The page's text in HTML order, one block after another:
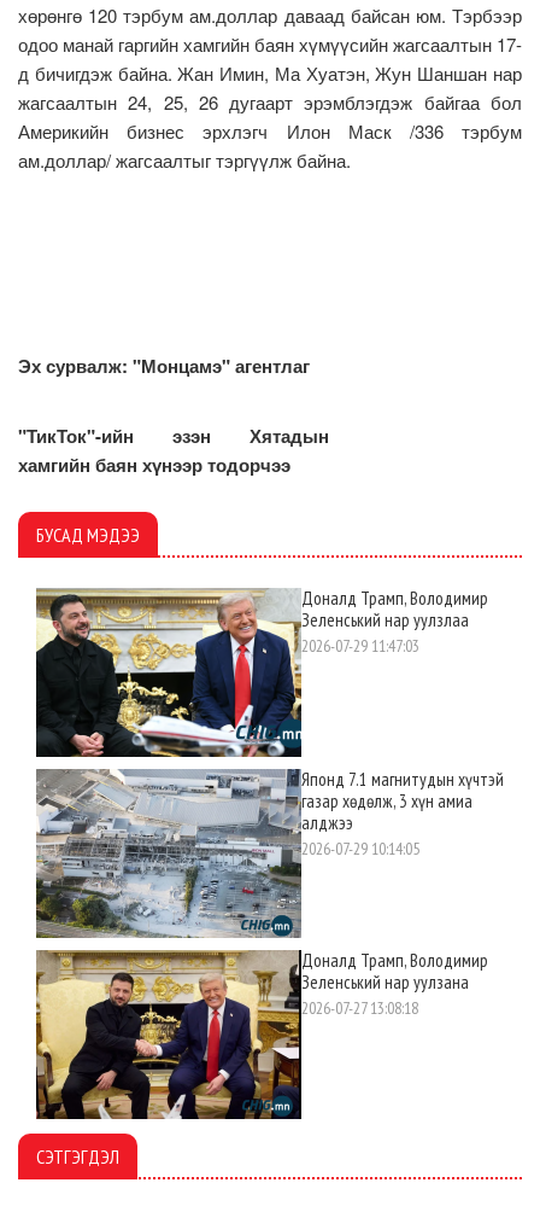
хөрөнгө 120 тэрбум ам.доллар даваад байсан юм. Тэрбээр
одоо манай гаргийн хамгийн баян хүмүүсийн жагсаалтын 17-
д бичигдэж байна. Жан Имин, Ма Хуатэн, Жун Шаншан нар
жагсаалтын 24, 25, 26 дугаарт эрэмблэгдэж байгаа бол
Америкийн бизнес эрхлэгч Илон Маск /336 тэрбум
ам.доллар/ жагсаалтыг тэргүүлж байна.
Эх сурвалж: "Монцамэ" агентлаг
"ТикТок"-ийн эзэн Хятадын
хамгийн баян хүнээр тодорчээ
БУСАД МЭДЭЭ
Доналд Трамп, Володимир
Зеленський нар уулзлаа
2026-07-29 11:47:03
Японд 7.1 магнитудын хүчтэй
газар хөдөлж, 3 хүн амиа
алджээ
2026-07-29 10:14:05
Доналд Трамп, Володимир
Зеленський нар уулзана
2026-07-27 13:08:18
СЭТГЭГДЭЛ